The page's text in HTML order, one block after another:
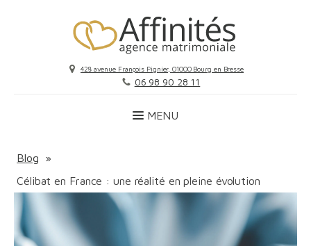
428 avenue François Pignier, 01000 Bourg en Bresse
06 98 90 28 11
Blog
»
Célibat en France : une réalité en pleine évolution